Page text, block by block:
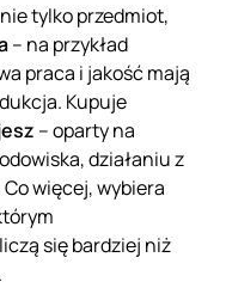
tylko przedmiot,
– na przykład
praca i jakość mają
Kupuje
– oparty na
działaniu z
więcej, wybiera
się bardziej niż